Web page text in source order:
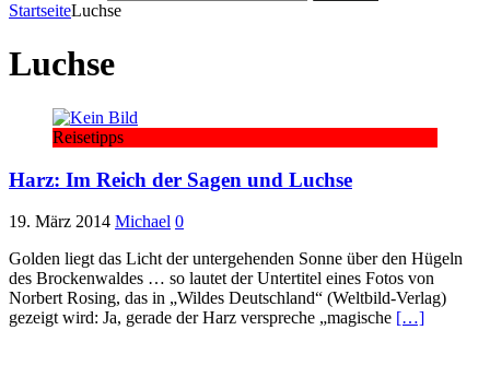
StartseiteLuchse
Luchse
Reisetipps
Harz: Im Reich der Sagen und Luchse
19. März 2014 Michael 0
Golden liegt das Licht der untergehenden Sonne über den Hügeln
des Brockenwaldes … so lautet der Untertitel eines Fotos von
Norbert Rosing, das in „Wildes Deutschland“ (Weltbild-Verlag)
gezeigt wird: Ja, gerade der Harz verspreche „magische […]